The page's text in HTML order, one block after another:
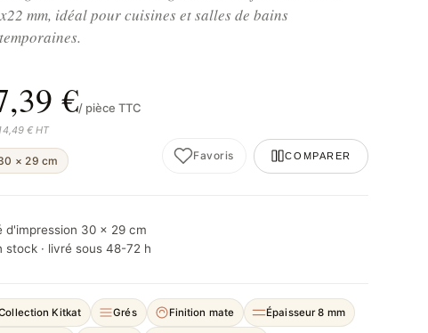
mm, idéal pour cuisines et salles de bains
€/ pièce TTC
€ HT
× 29 cm Favoris COMPARER
d'impression 30 × 29 cm
stock · livré sous 48-72 h
Kitkat Grés Finition mate Épaisseur 8 mm